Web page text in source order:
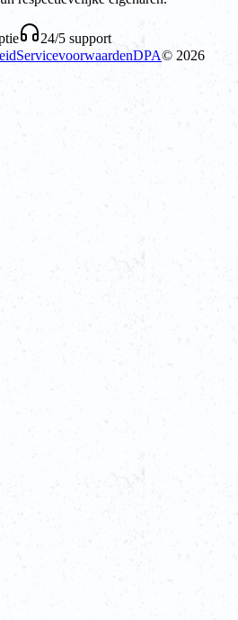
24/5 support
ServicevoorwaardenDPA© 2026